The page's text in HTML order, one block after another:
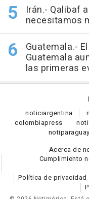
Irán.- Qalibaf
necesitamos
Guatemala.-
Guatemala
las primeras
noticiargentina
colombiapress noti
notiparaguay
Acerca de
Cumplimiento
Política de privacidad